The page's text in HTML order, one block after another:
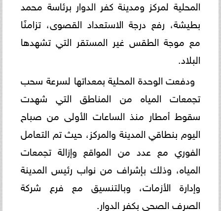
المحلية لمركز ومدينة كفر الدوار برئاسة محمد
بطيشة، رفع درجة الاستعداد القصوى، تزامنًا
مع موجة الطقس غير المستقر التي تشهدها
البلاد.
ودفعت الوحدة المحلية بمعداتها لسرعة سحب
تجمعات المياه من المناطق التي شهدت
سقوط أمطار منذ الساعات الأولى من صباح
اليوم بنطاقي المدينة والمركز، حيث تم التعامل
الفوري مع عدد من المواقع وإزالة تجمعات
المياه، وذلك بإشراف من نواب رئيس المدينة
وإدارة الأزمات، وبالتنسيق مع فرع شركة
الصرف الصحي بكفر الدوار.